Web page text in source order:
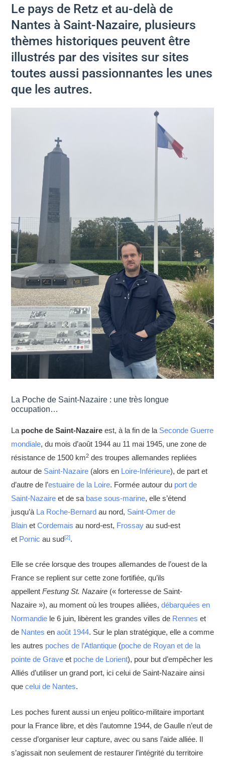
Le pays de Retz et au-delà de
Nantes à Saint-Nazaire, plusieurs
thèmes historiques peuvent être
illustrés par des visites sur sites
toutes aussi passionnantes les unes
que les autres.
La Poche de Saint-Nazaire : une très longue
occupation…
La poche de Saint-Nazaireest, à la fin de la Seconde Guerre
mondiale, du mois d’août 1944 au 11 mai 1945, une zone de
résistance de 1500 km2des troupes allemandes repliées
autour de Saint-Nazaire(alors en Loire-Inférieure), de part et
d’autre de l’estuaire de la Loire. Formée autour du port de
Saint-Nazaireet de sa base sous-marine, elle s’étend
jusqu’à La Roche-Bernard au nord, Saint-Omer de
Blainet Cordemais au nord-est, Frossayau sud-est
et Pornic au sud[2].
Elle se crée lorsque des troupes allemandes de l’ouest de la
France se replient sur cette zone fortifiée, qu’ils
appellent Festung St. Nazaire(« forteresse de Saint-
Nazaire »), au moment où les troupes alliées, débarquées en
Normandiele 6 juin, libèrent les grandes villes de Rennes et
de Nantes en août 1944. Sur le plan stratégique, elle a comme
les autres poches de l’Atlantique(poche de Royan et de la
pointe de Graveet poche de Lorient), pour but d’empêcher les
Alliés d’utiliser un grand port, ici celui de Saint-Nazaire ainsi
que celui de Nantes.
Les poches furent aussi un enjeu politico-militaire important
pour la France libre, et dès l’automne 1944, de Gaulle n’eut de
cesse d’organiser leur capture, avec ou sans l’aide alliée. Il
s’agissait non seulement de restaurer l’intégrité du territoire